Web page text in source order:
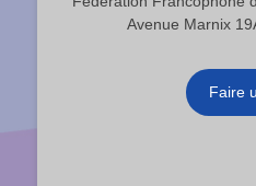
Avenue Marnix
Faire